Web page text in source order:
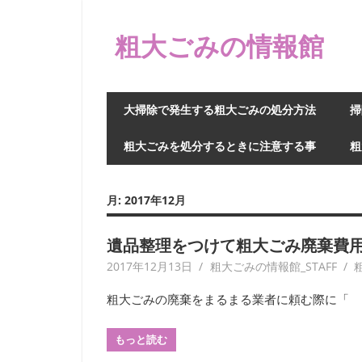
粗大ごみの情報館
大掃除で発生する粗大ごみの処分方法
粗大ごみを処分するときに注意する事
月: 2017年12月
遺品整理をつけて粗大ごみ廃棄費
2017年12月13日 粗大ごみの情報館_STAFF
粗大ごみの廃棄をまるまる業者に頼む際に「
もっと読む